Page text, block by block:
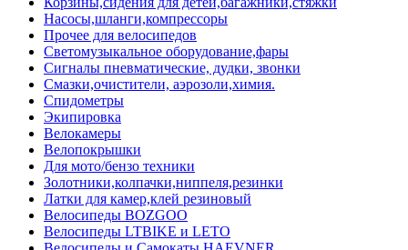
Насосы,шланги,компрессоры
Прочее для велосипедов
Светомузыкальное оборудование,фары
Сигналы пневматические, дудки, звонки
Смазки,очистители, аэрозоли,химия.
Спидометры
Экипировка
Велокамеры
Велопокрышки
Для мото/бензо техники
Золотники,колпачки,ниппеля,резинки
Латки для камер,клей резиновый
Велосипеды BOZGOO
Велосипеды LTBIKE и LETO